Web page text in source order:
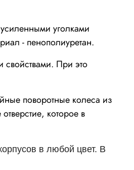
уголками
- пенополиуретан.
При это
поворотные колеса из
которое в
в любой цвет. В